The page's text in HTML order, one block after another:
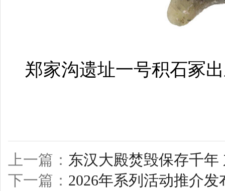
郑家沟遗址一号积石冢
上一篇： 东汉大殿焚毁保存千
下一篇： 2026年系列活动推介